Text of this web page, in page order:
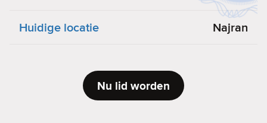
Huidige locatie Najran
Nu lid worden